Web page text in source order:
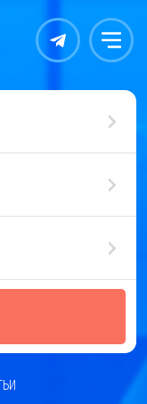
Контакты Меню